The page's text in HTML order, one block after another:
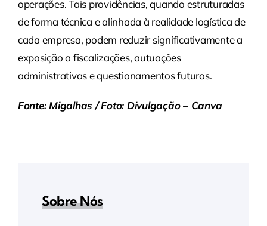
operações. Tais providências, quando estruturadas
de forma técnica e alinhada à realidade logística de
cada empresa, podem reduzir significativamente a
exposição a fiscalizações, autuações
administrativas e questionamentos futuros.
Fonte: Migalhas / Foto: Divulgação – Canva
Sobre Nós